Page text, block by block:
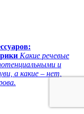
Какие речевые
и
а какие – нет,